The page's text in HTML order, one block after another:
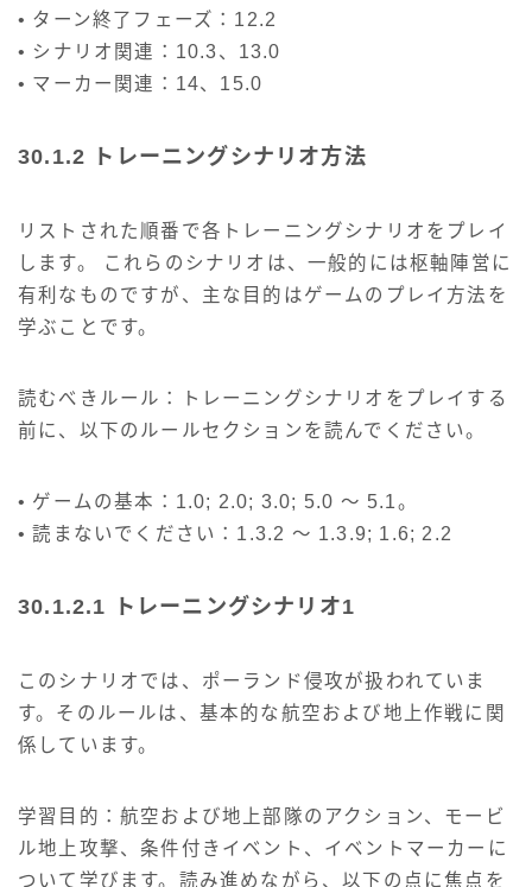
• ターン終了フェーズ：12.2
• シナリオ関連：10.3、13.0
• マーカー関連：14、15.0
30.1.2 トレーニングシナリオ方法
リストされた順番で各トレーニングシナリオをプレイ
します。 これらのシナリオは、一般的には枢軸陣営に
有利なものですが、主な目的はゲームのプレイ方法を
学ぶことです。
読むべきルール：トレーニングシナリオをプレイする
前に、以下のルールセクションを読んでください。
• ゲームの基本：1.0; 2.0; 3.0; 5.0 ～ 5.1。
• 読まないでください：1.3.2 ～ 1.3.9; 1.6; 2.2
30.1.2.1 トレーニングシナリオ1
このシナリオでは、ポーランド侵攻が扱われていま
す。そのルールは、基本的な航空および地上作戦に関
係しています。
学習目的：航空および地上部隊のアクション、モービ
ル地上攻撃、条件付きイベント、イベントマーカーに
ついて学びます。読み進めながら、以下の点に焦点を